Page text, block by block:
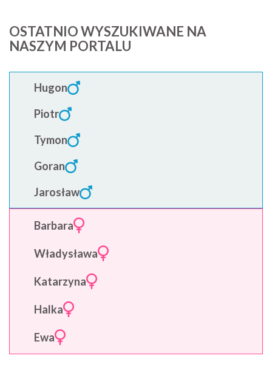
OSTATNIO WYSZUKIWANE NA
NASZYM PORTALU
Hugon
Piotr
Tymon
Goran
Jarosław
Barbara
Władysława
Katarzyna
Halka
Ewa